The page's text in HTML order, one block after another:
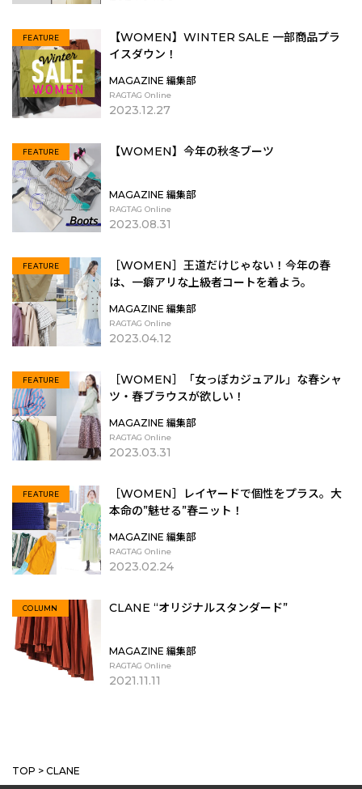
FEATURE
【WOMEN】WINTER SALE 一部商品プラ
イスダウン！
MAGAZINE 編集部
RAGTAG Online
2023.12.27
FEATURE 【WOMEN】今年の秋冬ブーツ
MAGAZINE 編集部
RAGTAG Online
2023.08.31
FEATURE
［WOMEN］王道だけじゃない！今年の春
は、一癖アリな上級者コートを着よう。
MAGAZINE 編集部
RAGTAG Online
2023.04.12
FEATURE
［WOMEN］「女っぽカジュアル」な春シャ
ツ・春ブラウスが欲しい！
MAGAZINE 編集部
RAGTAG Online
2023.03.31
FEATURE
［WOMEN］レイヤードで個性をプラス。大
本命の”魅せる”春ニット！
MAGAZINE 編集部
RAGTAG Online
2023.02.24
COLUMN CLANE “オリジナルスタンダード”
MAGAZINE 編集部
RAGTAG Online
2021.11.11
TOP > CLANE